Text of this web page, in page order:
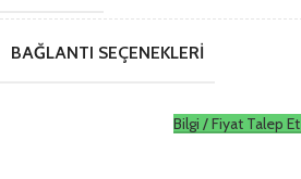
BAĞLANTI SEÇENEKLERI
Bilgi / Fiyat Talep Et